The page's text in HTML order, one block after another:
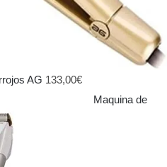
AG 133,00€
Maquina de